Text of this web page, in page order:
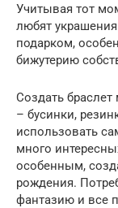
Учитывая тот
любят
подарком,
бижутерию
Создать
– бусинки,
использовать
много
особенным,
рождения.
фантазию и все